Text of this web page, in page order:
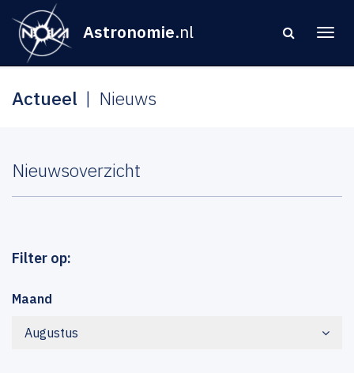
Astronomie.nl
Actueel Nieuws
Nieuwsoverzicht
Filter op:
Maand
Augustus